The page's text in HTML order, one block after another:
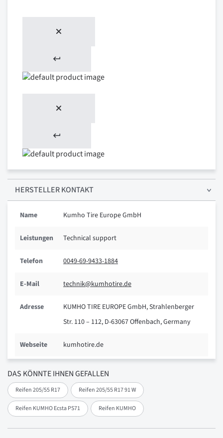
DAS KÖNNTE IHNEN GEFALLEN
Reifen 205/55 R17 Reifen 205/55 R17 91 W
Reifen KUMHO Ecsta PS71 Reifen KUMHO
HERSTELLER KONTAKT
Name Kumho Tire Europe GmbH
Leistungen Technical support
Telefon 0049-69-9433-1884
E-Mail technik@kumhotire.de
Adresse
KUMHO TIRE EUROPE GmbH, Strahlenberger
Str. 110 – 112, D-63067 Offenbach, Germany
Webseite kumhotire.de